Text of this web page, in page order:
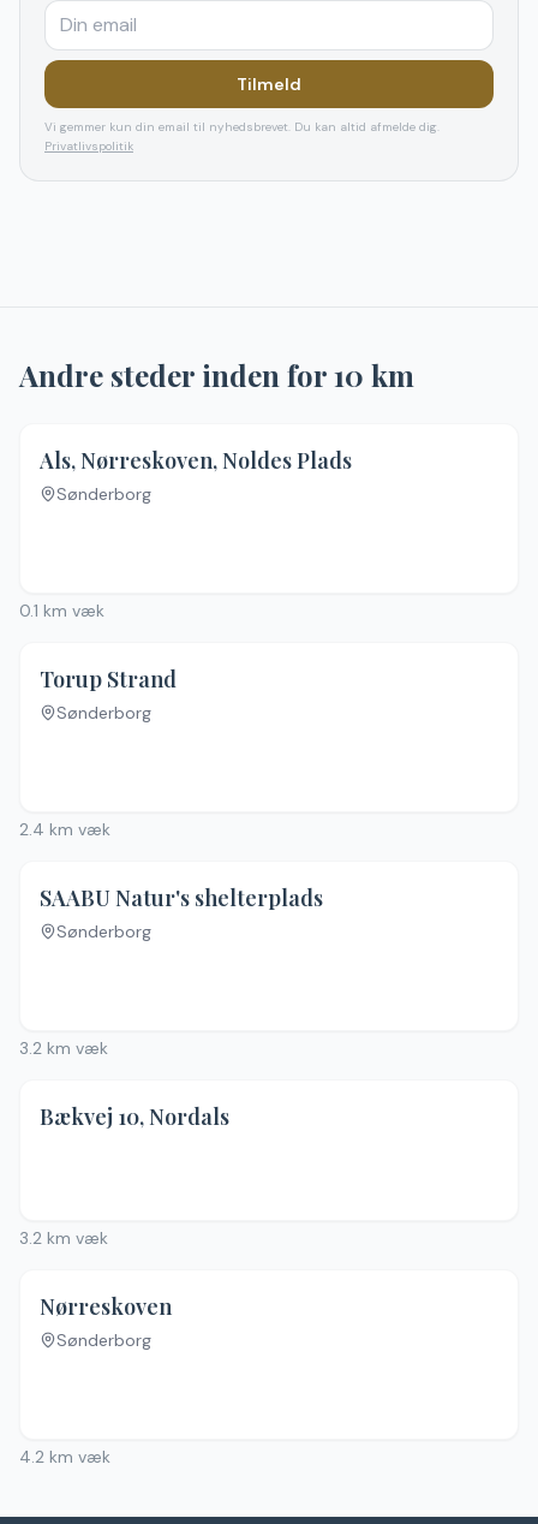
Tilmeld
Vi gemmer kun din email til nyhedsbrevet. Du kan altid afmelde dig.
Privatlivspolitik
Andre steder inden for10 km
Als, Nørreskoven, Noldes Plads
Sønderborg
0.1 km væk
Torup Strand
Sønderborg
2.4 km væk
SAABU Natur's shelterplads
Sønderborg
3.2 km væk
Bækvej 10, Nordals
3.2 km væk
Nørreskoven
Sønderborg
4.2 km væk